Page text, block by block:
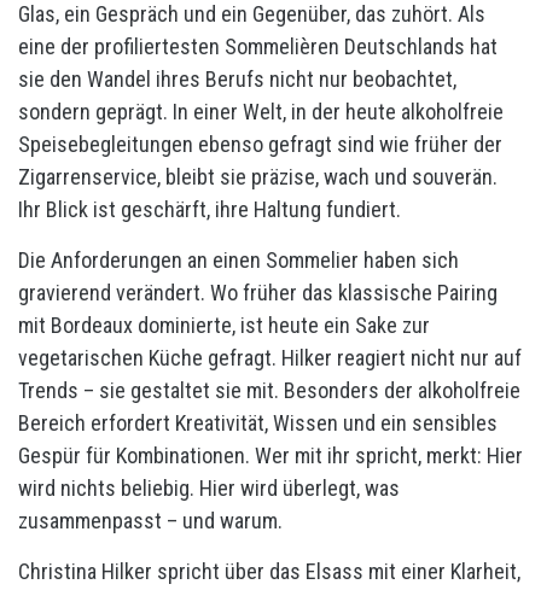
Glas, ein Gespräch und ein Gegenüber, das zuhört. Als
eine der profiliertesten Sommelièren Deutschlands hat
sie den Wandel ihres Berufs nicht nur beobachtet,
sondern geprägt. In einer Welt, in der heute alkoholfreie
Speisebegleitungen ebenso gefragt sind wie früher der
Zigarrenservice, bleibt sie präzise, wach und souverän.
Ihr Blick ist geschärft, ihre Haltung fundiert.
Die Anforderungen an einen Sommelier haben sich
gravierend verändert. Wo früher das klassische Pairing
mit Bordeaux dominierte, ist heute ein Sake zur
vegetarischen Küche gefragt. Hilker reagiert nicht nur auf
Trends – sie gestaltet sie mit. Besonders der alkoholfreie
Bereich erfordert Kreativität, Wissen und ein sensibles
Gespür für Kombinationen. Wer mit ihr spricht, merkt: Hier
wird nichts beliebig. Hier wird überlegt, was
zusammenpasst – und warum.
Christina Hilker spricht über das Elsass mit einer Klarheit,